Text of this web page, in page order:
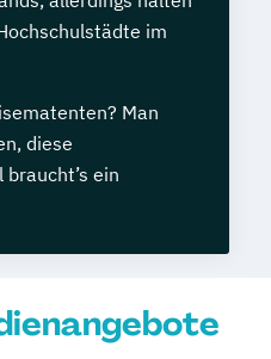
im
Man
diese
ein